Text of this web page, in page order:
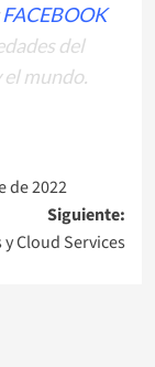
FACEBOOK
del
mundo.
de 2022
Siguiente:
Cloud Services